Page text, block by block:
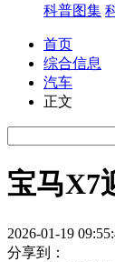
科普图集
首页
综合信息
汽车
正文
宝马X7
2026-01-19
分享到：